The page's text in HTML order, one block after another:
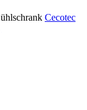
Cecotec